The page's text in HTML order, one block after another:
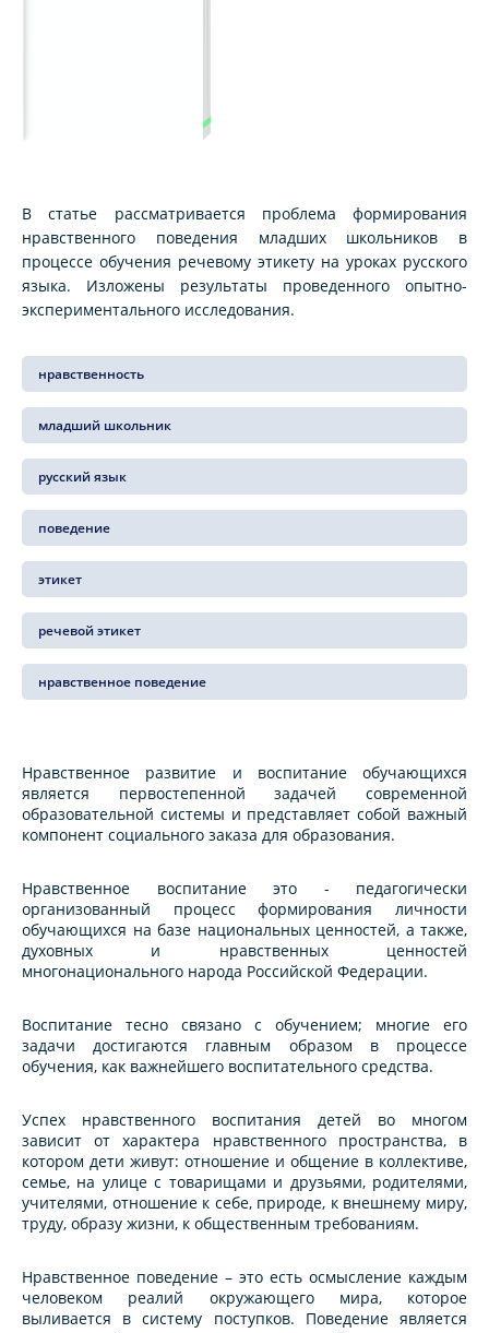
В статье рассматривается проблема формирования
нравственного поведения младших школьников в
процессе обучения речевому этикету на уроках русского
языка. Изложены результаты проведенного опытно-
экспериментального исследования.
нравственность
младший школьник
русский язык
поведение
этикет
речевой этикет
нравственное поведение
Нравственное развитие и воспитание обучающихся
является первостепенной задачей современной
образовательной системы и представляет собой важный
компонент социального заказа для образования.
Нравственное воспитание это - педагогически
организованный процесс формирования личности
обучающихся на базе национальных ценностей, а также,
духовных и нравственных ценностей
многонационального народа Российской Федерации.
Воспитание тесно связано с обучением; многие его
задачи достигаются главным образом в процессе
обучения, как важнейшего воспитательного средства.
Успех нравственного воспитания детей во многом
зависит от характера нравственного пространства, в
котором дети живут: отношение и общение в коллективе,
семье, на улице с товарищами и друзьями, родителями,
учителями, отношение к себе, природе, к внешнему миру,
труду, образу жизни, к общественным требованиям.
Нравственное поведение – это есть осмысление каждым
человеком реалий окружающего мира, которое
выливается в систему поступков. Поведение является